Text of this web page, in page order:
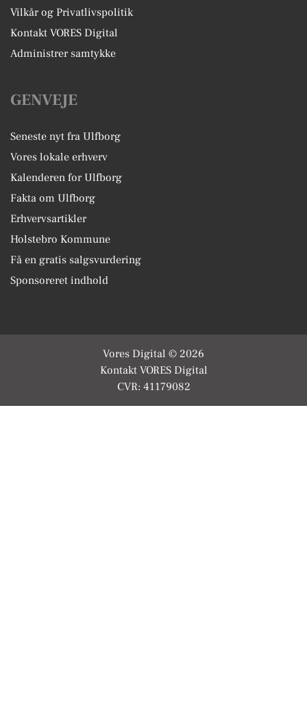
Vilkår og Privatlivspolitik
Kontakt VORES Digital
Administrer samtykke
GENVEJE
Seneste nyt fra Ulfborg
Vores lokale erhverv
Kalenderen for Ulfborg
Fakta om Ulfborg
Erhvervsartikler
Holstebro Kommune
Få en gratis salgsvurdering
Sponsoreret indhold
Vores Digital © 2026
Kontakt VORES Digital
CVR: 41179082